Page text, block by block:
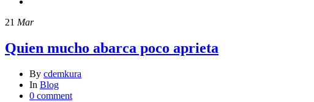
21 Mar
Quien mucho abarca poco aprieta
By cdemkura
In Blog
0 comment